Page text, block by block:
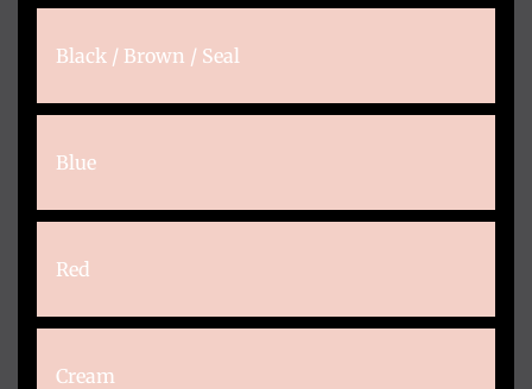
Black / Brown / Seal
Blue
Red
Cream